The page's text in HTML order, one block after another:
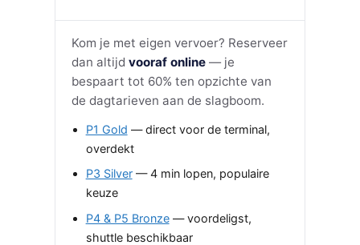
Kom je met eigen vervoer? Reserveer
dan altijd vooraf online — je
bespaart tot 60% ten opzichte van
de dagtarieven aan de slagboom.
P1 Gold — direct voor de terminal,
overdekt
P3 Silver— 4 min lopen, populaire
keuze
P4 & P5 Bronze— voordeligst,
shuttle beschikbaar